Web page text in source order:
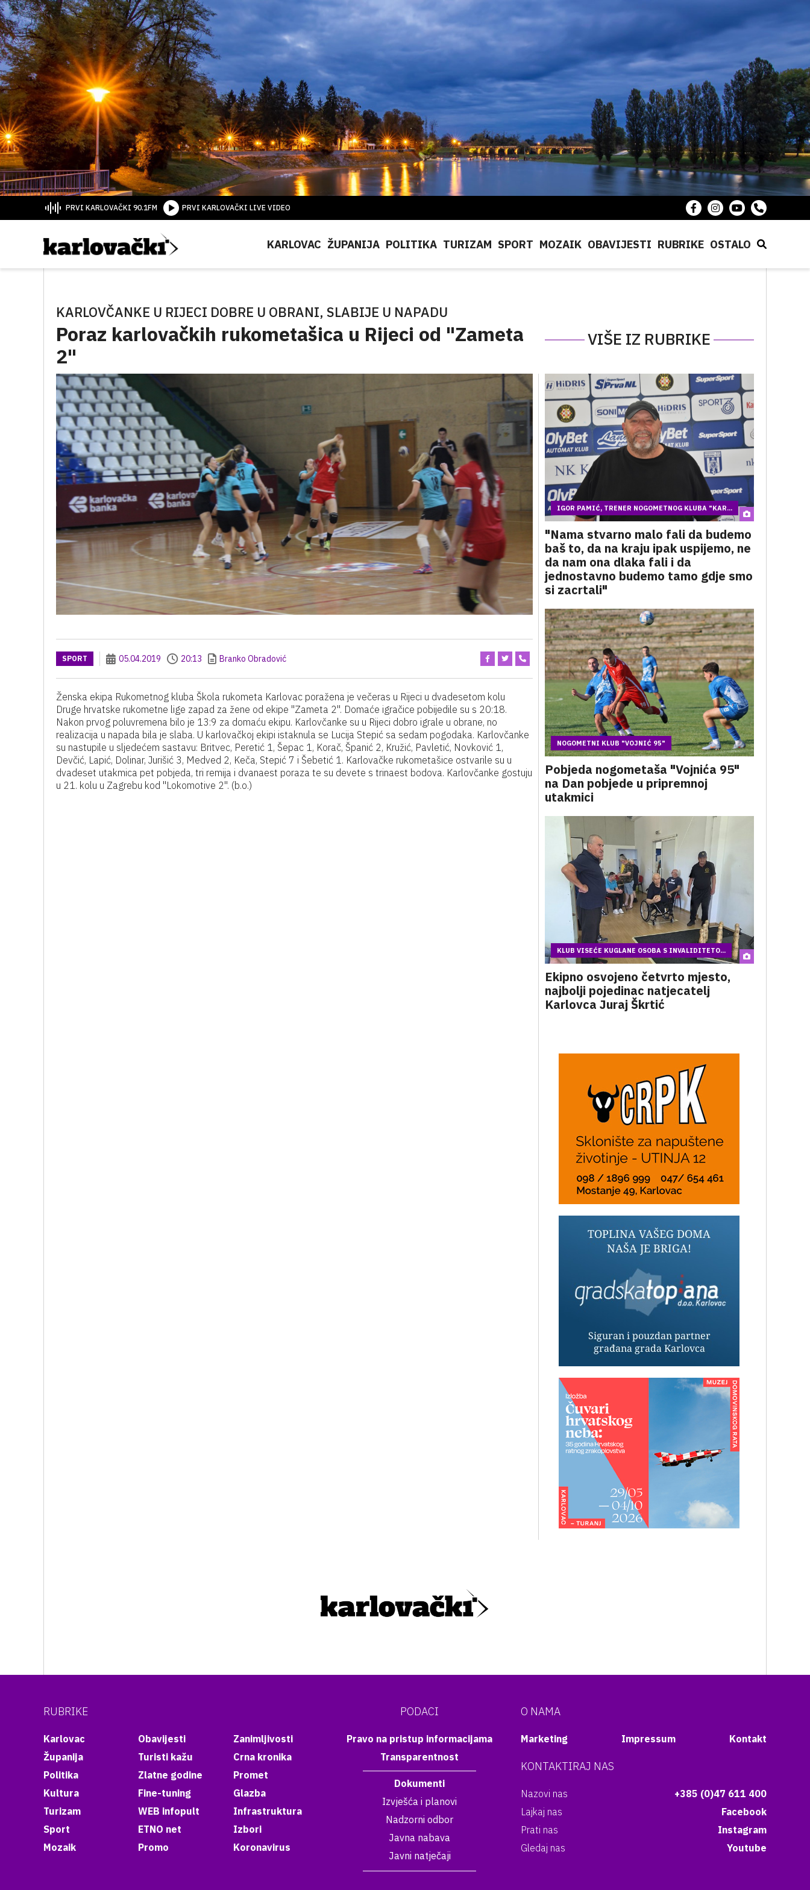
PRVI KARLOVAČKI 90.1FM PRVI KARLOVAČKI LIVE VIDEO
KARLOVAC ŽUPANIJA POLITIKA TURIZAM SPORT MOZAIK OBAVIJESTI RUBRIKE OSTALO
KARLOVČANKE U RIJECI DOBRE U OBRANI, SLABIJE U NAPADU
Poraz karlovačkih rukometašica u Rijeci od "Zameta
2"
VIŠE IZ RUBRIKE
SPORT 05.04.2019 20:13 Branko Obradović
Ženska ekipa Rukometnog kluba Škola rukometa Karlovac poražena je večeras u Rijeci u dvadesetom kolu
Druge hrvatske rukometne lige zapad za žene od ekipe "Zameta 2". Domaće igračice pobijedile su s 20:18.
Nakon prvog poluvremena bilo je 13:9 za domaću ekipu. Karlovčanke su u Rijeci dobro igrale u obrane, no
realizacija u napada bila je slaba. U karlovačkoj ekipi istaknula se Lucija Stepić sa sedam pogodaka. Karlovčanke
su nastupile u sljedećem sastavu: Britvec, Peretić 1, Šepac 1, Korač, Španić 2, Kružić, Pavletić, Novković 1,
Devčić, Lapić, Dolinar, Jurišić 3, Medved 2, Keča, Stepić 7 i Šebetić 1. Karlovačke rukometašice ostvarile su u
dvadeset utakmica pet pobjeda, tri remija i dvanaest poraza te su devete s trinaest bodova. Karlovčanke gostuju
u 21. kolu u Zagrebu kod "Lokomotive 2". (b.o.)
IGOR PAMIĆ, TRENER NOGOMETNOG KLUBA "KAR...
"Nama stvarno malo fali da budemo
baš to, da na kraju ipak uspijemo, ne
da nam ona dlaka fali i da
jednostavno budemo tamo gdje smo
si zacrtali"
NOGOMETNI KLUB "VOJNIĆ 95"
Pobjeda nogometaša "Vojnića 95"
na Dan pobjede u pripremnoj
utakmici
KLUB VISEĆE KUGLANE OSOBA S INVALIDITETO...
Ekipno osvojeno četvrto mjesto,
najbolji pojedinac natjecatelj
Karlovca Juraj Škrtić
RUBRIKE
Karlovac
Županija
Politika
Kultura
Turizam
Sport
Mozaik
Obavijesti
Turisti kažu
Zlatne godine
Fine-tuning
WEB infopult
ETNO net
Promo
Zanimljivosti
Crna kronika
Promet
Glazba
Infrastruktura
Izbori
Koronavirus
PODACI
Pravo na pristup informacijama
Transparentnost
Dokumenti
Izvješća i planovi
Nadzorni odbor
Javna nabava
Javni natječaji
O NAMA
Marketing Impressum Kontakt
KONTAKTIRAJ NAS
Nazovi nas
+385 (0)47 611 400
Lajkaj nas
Facebook
Prati nas
Instagram
Gledaj nas
Youtube